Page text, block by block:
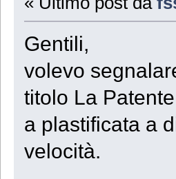
Gentili,
volevo
titolo La
a plastificata a
velocità.